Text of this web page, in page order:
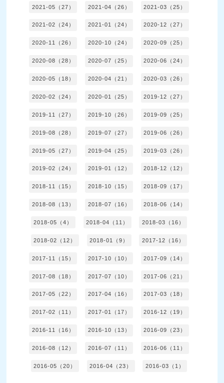
2021-05（27） 2021-04（26） 2021-03（25）
2021-02（24） 2021-01（24） 2020-12（27）
2020-11（26） 2020-10（24） 2020-09（25）
2020-08（28） 2020-07（25） 2020-06（24）
2020-05（18） 2020-04（21） 2020-03（26）
2020-02（24） 2020-01（25） 2019-12（27）
2019-11（27） 2019-10（26） 2019-09（25）
2019-08（28） 2019-07（27） 2019-06（26）
2019-05（27） 2019-04（25） 2019-03（26）
2019-02（24） 2019-01（12） 2018-12（12）
2018-11（15） 2018-10（15） 2018-09（17）
2018-08（13） 2018-07（16） 2018-06（14）
2018-05（4） 2018-04（11） 2018-03（16）
2018-02（12） 2018-01（9） 2017-12（16）
2017-11（15） 2017-10（10） 2017-09（14）
2017-08（18） 2017-07（10） 2017-06（21）
2017-05（22） 2017-04（16） 2017-03（18）
2017-02（11） 2017-01（17） 2016-12（19）
2016-11（16） 2016-10（13） 2016-09（23）
2016-08（12） 2016-07（11） 2016-06（11）
2016-05（20） 2016-04（23） 2016-03（1）